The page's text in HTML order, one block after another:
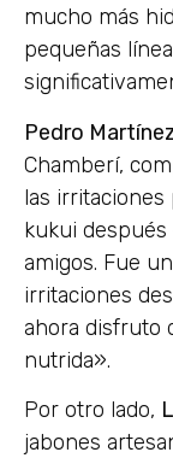
mucho más
pequeñas
Pedro
Chamberí,
las
kukui
amigos. Fue
irritaciones
ahora disfruto
nutrida».
Por otro lado,
jabones